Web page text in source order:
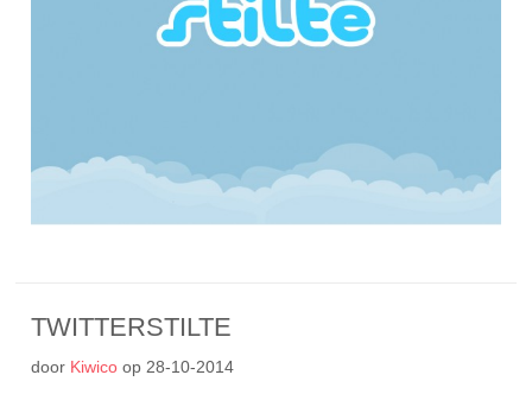
TWITTERSTILTE
door Kiwico op 28-10-2014